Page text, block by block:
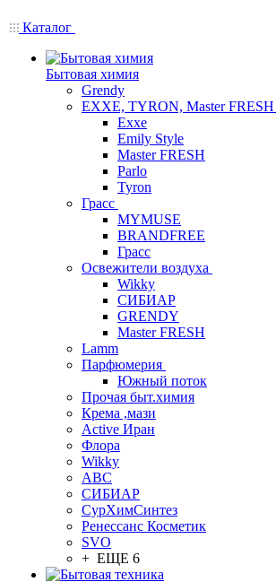
Каталог
Бытовая химия
Grendy
EXXE, TYRON, Master FRESH
Exxe
Emily Style
Master FRESH
Parlo
Tyron
Грасс
MYMUSE
BRANDFREE
Грасс
Освежители воздуха
Wikky
СИБИАР
GRENDY
Master FRESH
Lamm
Парфюмерия
Южный поток
Прочая быт.химия
Крема ,мази
Аctive Иран
Флора
Wikky
АВС
СИБИАР
СурХимСинтез
Ренессанс Косметик
SVO
+ ЕЩЕ 6